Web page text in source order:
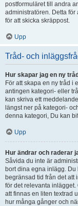
postformuläret till andra
administratören. Detta
för att skicka skräppost.
Upp
Tråd- och
Hur skapar jag en ny
För att skapa en ny tråd i
antingen kategori- eller
kan skriva ett
längst ner på kategori-
denna kategori, Du kan
Upp
Hur ändrar och raderar
Såvida du inte är
bort dina egna inlägg.
begränsad tid från det att
för det relevanta
att finnas en liten textrad
hur många gånger och